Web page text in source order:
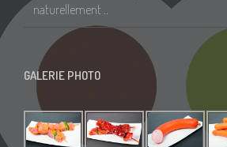
naturellement ..
GALERIE PHOTO